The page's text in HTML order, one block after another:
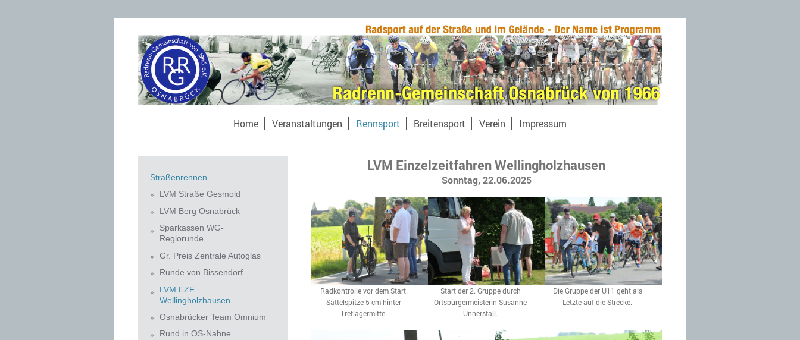
Home Veranstaltungen Rennsport Breitensport Verein Impressum
LVM Einzelzeitfahren Wellingholzhausen
Sonntag, 22.06.2025
Radkontrolle vor dem Start.
Sattelspitze 5 cm hinter
Tretlagermitte.
Start der 2. Gruppe durch
Ortsbürgermeisterin Susanne
Unnerstall.
Die Gruppe der U11 geht als
Letzte auf die Strecke.
Straßenrennen
LVM Straße Gesmold
LVM Berg Osnabrück
Sparkassen WG-
Regiorunde
Gr. Preis Zentrale Autoglas
Runde von Bissendorf
LVM EZF
Wellingholzhausen
Osnabrücker Team Omnium
Rund in OS-Nahne